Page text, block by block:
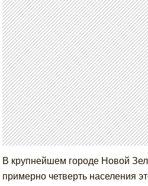
В крупнейшем городе Новой
примерно четверть населения